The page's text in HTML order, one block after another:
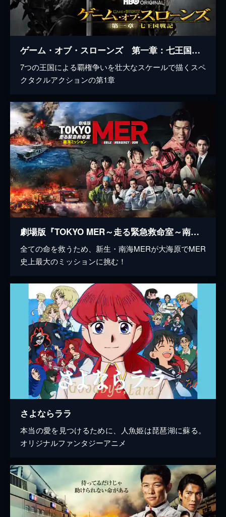
ゲーム・オブ・スローンズ 第一章：七王国戦記
7つの王国による覇権争いを壮大なスケールで描くスペ
クタクルアクションの第1章
劇場版『TOKYO MER～走る緊急救命室～南海ミッション』
全ての命を救うため、新生・南海MERが大海原でMER
史上最大のミッションに挑む！
さよならララ
本当の愛を見つけるために、人魚姫は琵琶湖に蘇る。
オリジナルファンタジーアニメ